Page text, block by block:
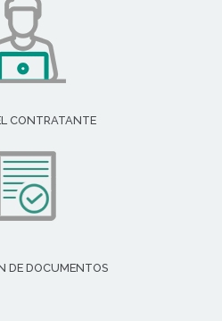
CONTRATANTE
DE DOCUMENTOS